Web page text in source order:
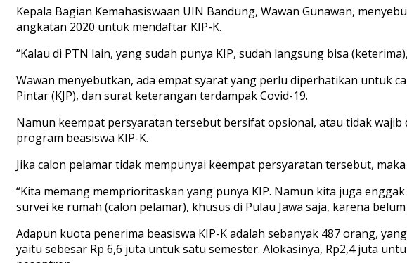
Kepala Bagian Kemahasiswaan UIN Bandung, Wawan Gunawan,
angkatan 2020 untuk mendaftar KIP-K.
“Kalau di PTN lain, yang sudah punya KIP, sudah langsung bisa
Wawan menyebutkan, ada empat syarat yang perlu diperhatikan untuk
Pintar (KJP), dan surat keterangan terdampak Covid-19.
Namun keempat persyaratan tersebut bersifat opsional, atau tidak
program beasiswa KIP-K.
Jika calon pelamar tidak mempunyai keempat persyaratan tersebut,
“Kita memang memprioritaskan yang punya KIP. Namun kita juga
survei ke rumah (calon pelamar), khusus di Pulau Jawa saja, karena
Adapun kuota penerima beasiswa KIP-K adalah sebanyak 487 orang,
yaitu sebesar Rp 6,6 juta untuk satu semester. Alokasinya, Rp2,4 juta